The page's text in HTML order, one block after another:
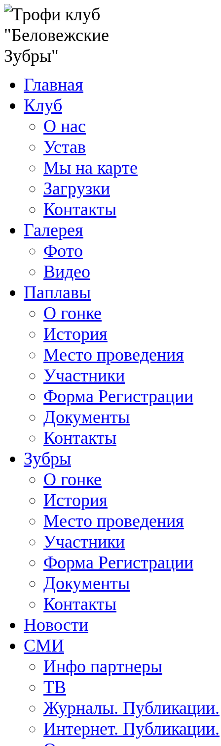
Главная
Клуб
О нас
Устав
Мы на карте
Загрузки
Контакты
Галерея
Фото
Видео
Паплавы
О гонке
История
Место проведения
Участники
Форма Регистрации
Документы
Контакты
Зубры
О гонке
История
Место проведения
Участники
Форма Регистрации
Документы
Контакты
Новости
СМИ
Инфо партнеры
ТВ
Журналы. Публикации.
Интернет. Публикации.